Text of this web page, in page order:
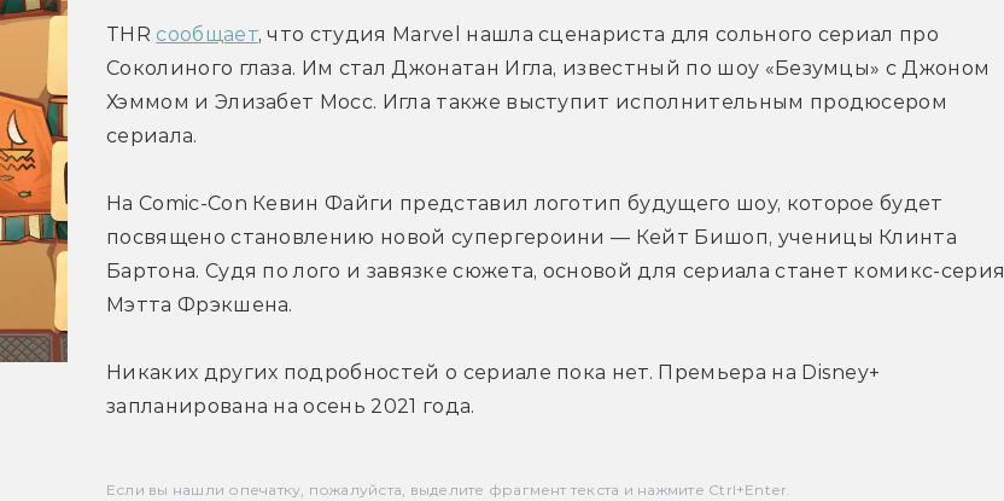
THR сообщает, что студия Marvel нашла сценариста для сольного сериал про
Соколиного глаза. Им стал Джонатан Игла, известный по шоу «Безумцы» с Джоном
Хэммом и Элизабет Мосс. Игла также выступит исполнительным продюсером
сериала.
На Comic-Con Кевин Файги представил логотип будущего шоу, которое будет
посвящено становлению новой супергероини — Кейт Бишоп, ученицы Клинта
Бартона. Судя по лого и завязке сюжета, основой для сериала станет комикс-серия
Мэтта Фрэкшена.
Никаких других подробностей о сериале пока нет. Премьера на Disney+
запланирована на осень 2021 года.
Если вы нашли опечатку, пожалуйста, выделите фрагмент текста и нажмите Ctrl+Enter.